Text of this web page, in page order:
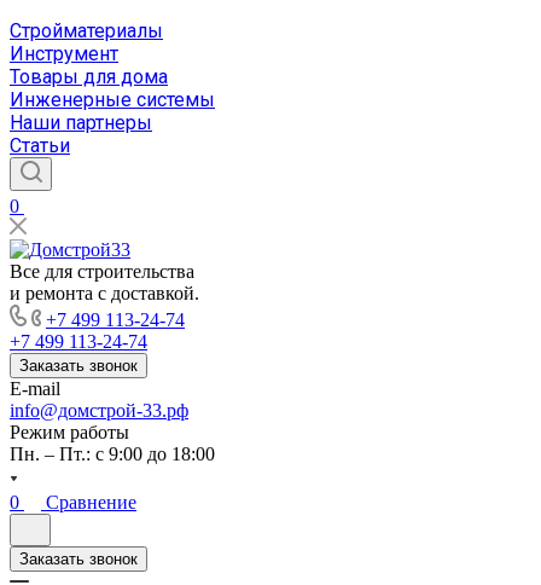
Стройматериалы
Инструмент
Товары для дома
Инженерные системы
Наши партнеры
Статьи
0
Все для строительства
и ремонта с доставкой.
+7 499 113-24-74
+7 499 113-24-74
Заказать звонок
E-mail
info@домстрой-33.рф
Режим работы
Пн. – Пт.: с 9:00 до 18:00
0 Сравнение
Заказать звонок